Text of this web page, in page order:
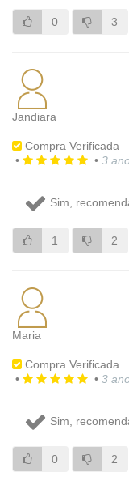
0 3
Jandiara
Compra Verificada
•
• 3
Sim,
1 2
Maria
Compra Verificada
•
• 3
Sim,
0 2